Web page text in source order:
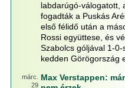
labdarúgó-válogatott,
fogadták a Puskás
első félidő után a
Rossi együttese, és
Szabolcs góljával 1-
kedden Görögország
márc.
29
Max Verstappen: